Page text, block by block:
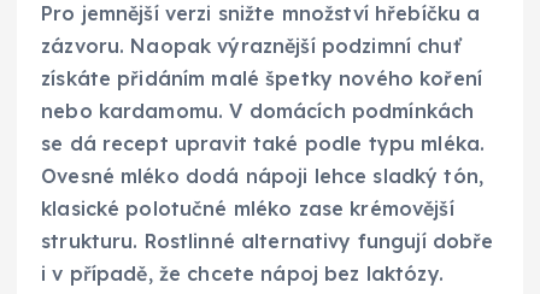
Pro jemnější verzi snižte množství hřebíčku a
zázvoru. Naopak výraznější podzimní chuť
získáte přidáním malé špetky nového koření
nebo kardamomu. V domácích podmínkách
se dá recept upravit také podle typu mléka.
Ovesné mléko dodá nápoji lehce sladký tón,
klasické polotučné mléko zase krémovější
strukturu. Rostlinné alternativy fungují dobře
i v případě, že chcete nápoj bez laktózy.